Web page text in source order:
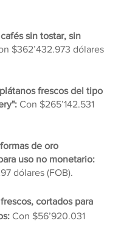
sin tostar, sin
$362’432.973 dólares
frescos del tipo
Con $265’142.531
de oro
uso no monetario:
dólares (FOB).
cortados para
Con $56’920.031